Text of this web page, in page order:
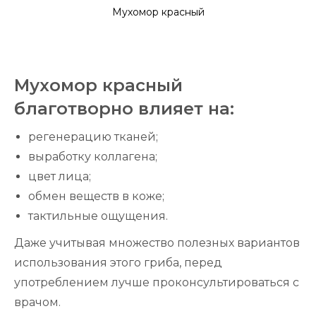
Мухомор красный
Мухомор красный
благотворно влияет на:
регенерацию тканей;
выработку коллагена;
цвет лица;
обмен веществ в коже;
тактильные ощущения.
Даже учитывая множество полезных вариантов
использования этого гриба, перед
употреблением лучше проконсультироваться с
врачом.